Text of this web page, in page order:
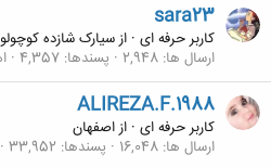
sara23
کاربر حرفه ای · ازسیارک شازده کوچولو
ارسال ها 2,948 پسندها 4,357
ALIREZA.F.1988
کاربر حرفه ای · ازاصفهان
ارسال ها 16,048 پسندها 33,952